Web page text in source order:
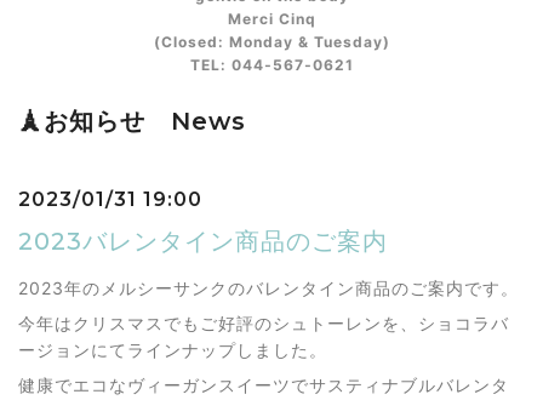
Merci Cinq
(Closed: Monday & Tuesday)
TEL: 044‑567‑0621
🗼お知らせ News
2023/01/31 19:00
2023バレンタイン商品のご案内
2023年のメルシーサンクのバレンタイン商品のご案内です。
今年はクリスマスでもご好評のシュトーレンを、ショコラバ
ージョンにてラインナップしました。
健康でエコなヴィーガンスイーツでサスティナブルバレンタ